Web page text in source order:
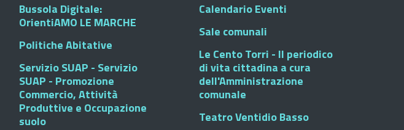
Bussola Digitale:
OrientiAMO LE MARCHE
Politiche Abitative
Servizio SUAP - Servizio
SUAP - Promozione
Commercio, Attività
Produttive e Occupazione
suolo
Calendario Eventi
Sale comunali
Le Cento Torri - Il periodico
di vita cittadina a cura
dell'Amministrazione
comunale
Teatro Ventidio Basso